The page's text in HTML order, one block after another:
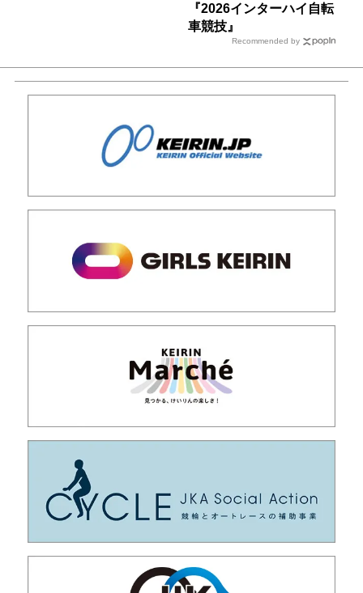
『2026インターハイ自転
車競技』
Recommended by